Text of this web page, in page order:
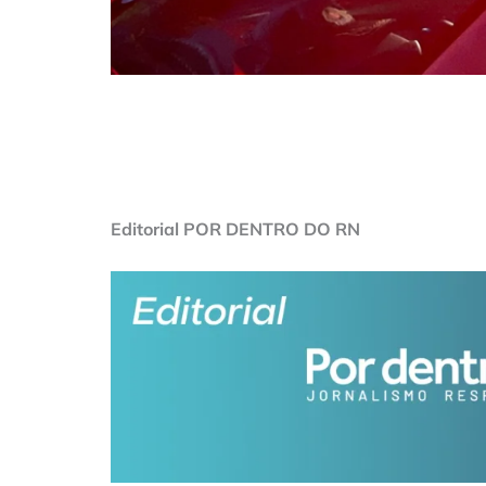
Editorial POR DENTRO DO RN